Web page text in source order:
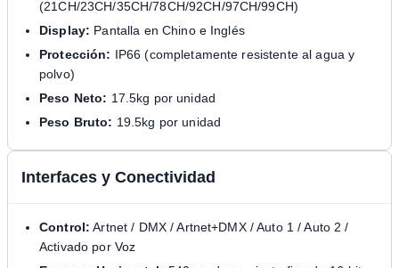
(21CH/23CH/35CH/78CH/92CH/97CH/99CH)
Display: Pantalla en Chino e Inglés
Protección: IP66 (completamente resistente al agua y
polvo)
Peso Neto: 17.5kg por unidad
Peso Bruto: 19.5kg por unidad
Interfaces y Conectividad
Control: Artnet / DMX / Artnet+DMX / Auto 1 / Auto 2 /
Activado por Voz